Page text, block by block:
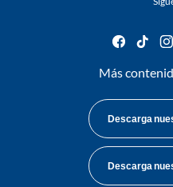
Más
Descarga
Descarga